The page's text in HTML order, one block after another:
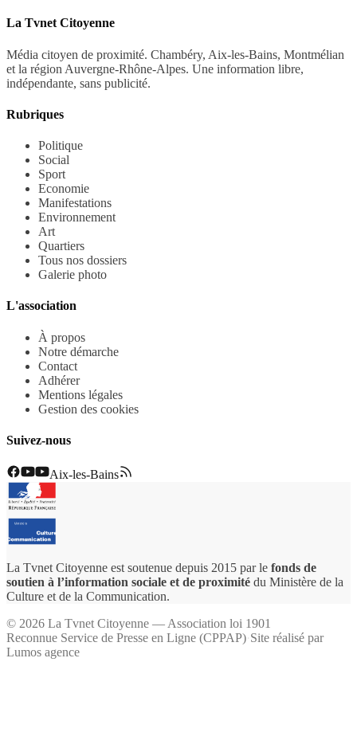
La Tvnet Citoyenne
Média citoyen de proximité. Chambéry, Aix-les-Bains, Montmélian
et la région Auvergne-Rhône-Alpes. Une information libre,
indépendante, sans publicité.
Rubriques
Politique
Social
Sport
Economie
Manifestations
Environnement
Art
Quartiers
Tous nos dossiers
Galerie photo
L'association
À propos
Notre démarche
Contact
Adhérer
Mentions légales
Gestion des cookies
Suivez-nous
Aix-les-Bains
La Tvnet Citoyenne est soutenue depuis 2015 par le fonds de
soutien à l’information sociale et de proximité du Ministère de la
Culture et de la Communication.
© 2026 La Tvnet Citoyenne — Association loi 1901
Reconnue Service de Presse en Ligne (CPPAP)·Site réalisé par
Lumos agence